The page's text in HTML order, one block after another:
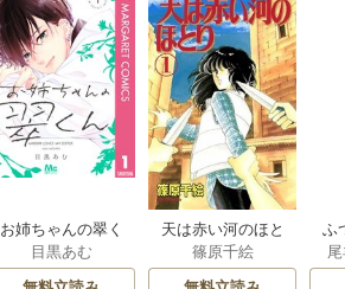
お姉ちゃんの翠く
ん
目黒あむ
天は赤い河のほと
り
篠原千絵
ふ